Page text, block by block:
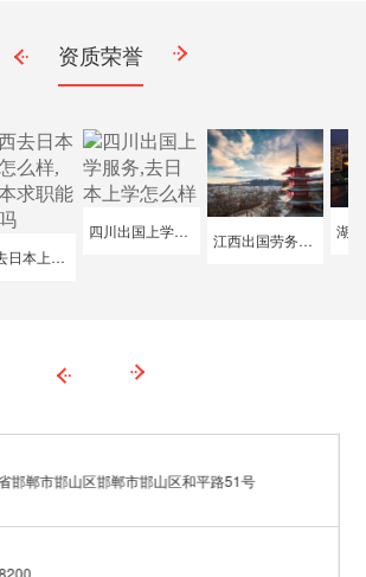
资质荣誉
山西去日本上班怎么样,去日本求职能赚钱吗
四川出国上学服务,去日本上学怎么样 江西出国劳务招聘待遇,劳务派遣薪酬
邯郸市邯山区邯郸市邯山区和平路51号